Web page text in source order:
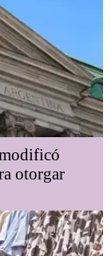
otorgar